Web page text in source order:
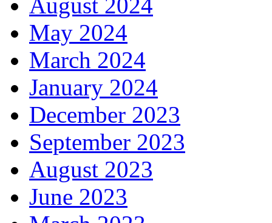
August 2024
May 2024
March 2024
January 2024
December 2023
September 2023
August 2023
June 2023